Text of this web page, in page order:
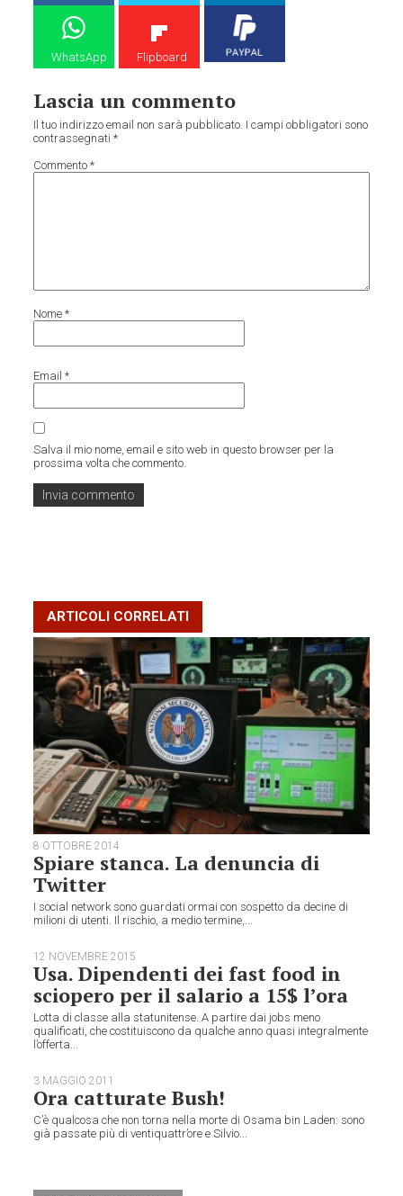
WhatsApp Flipboard
Lascia un commento
Il tuo indirizzo email non sarà pubblicato. I campi obbligatori sono
contrassegnati*
Commento*
Nome*
Email*
Salva il mio nome, email e sito web in questo browser per la
prossima volta che commento.
ARTICOLI CORRELATI
8 OTTOBRE 2014
Spiare stanca. La denuncia di
Twitter
I social network sono guardati ormai con sospetto da decine di
milioni di utenti. Il rischio, a medio termine,...
12 NOVEMBRE 2015
Usa. Dipendenti dei fast food in
sciopero per il salario a 15$ l’ora
Lotta di classe alla statunitense. A partire dai jobs meno
qualificati, che costituiscono da qualche anno quasi integralmente
l’offerta...
3 MAGGIO 2011
Ora catturate Bush!
C’è qualcosa che non torna nella morte di Osama bin Laden: sono
già passate più di ventiquattr’ore e Silvio...